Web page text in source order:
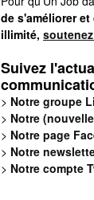
de s'améliorer et
illimité,
Suivez
> Notre groupe
> Notre
> Notre page
> Notre
> Notre compte